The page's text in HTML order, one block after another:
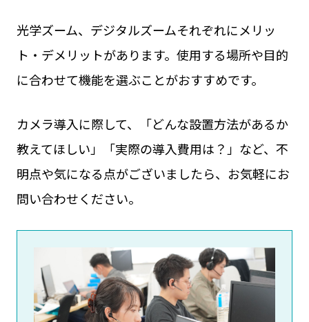
光学ズーム、デジタルズームそれぞれにメリッ
ト・デメリットがあります。使用する場所や目的
に合わせて機能を選ぶことがおすすめです。
カメラ導入に際して、「どんな設置方法があるか
教えてほしい」「実際の導入費用は？」など、不
明点や気になる点がございましたら、お気軽にお
問い合わせください。